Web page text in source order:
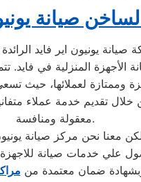
صيانة
صيانة يونيون اير فايد
الأجهزة المنزلية في فايد.
وممتازة لعملائها، حيث
خلال تقديم خدمة عملاء
معقولة ومنافسة.
معنا نحن مركز صيانة
علي خدمات صيانة للاجهزة
ضمان معتمدة من